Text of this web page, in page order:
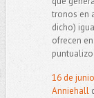
tronos en
dicho)
ofrecen
puntualizo
16 de
Anniehall